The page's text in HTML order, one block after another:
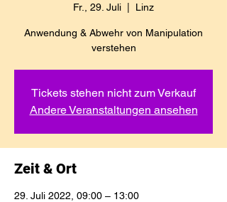
Fr., 29. Juli Linz
Anwendung & Abwehr von Manipulation
verstehen
Tickets stehen nicht zum Verkauf
Andere Veranstaltungen ansehen
Zeit & Ort
29. Juli 2022, 09:00 – 13:00